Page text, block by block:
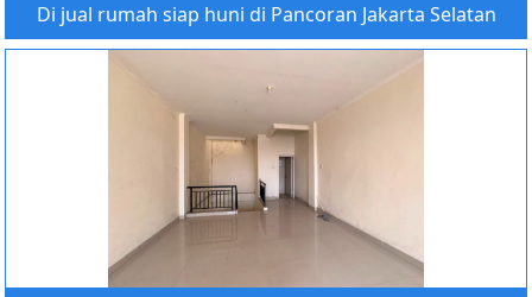
Di jual rumah siap huni di Pancoran Jakarta Selatan